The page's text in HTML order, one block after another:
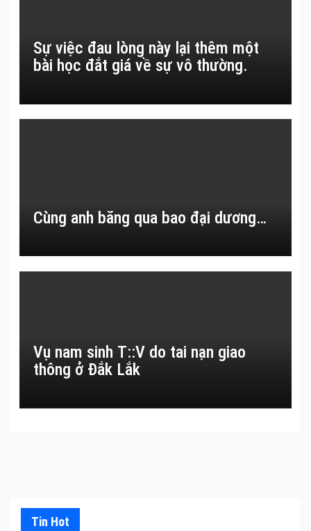
Sự việc đau lòng này lại thêm một
bài học đắt giá về sự vô thường.
Cùng anh băng qua bao đại dương…
Vụ nam sinh T::V do tai nạn giao
thông ở Đắk Lắk
Tin Hot